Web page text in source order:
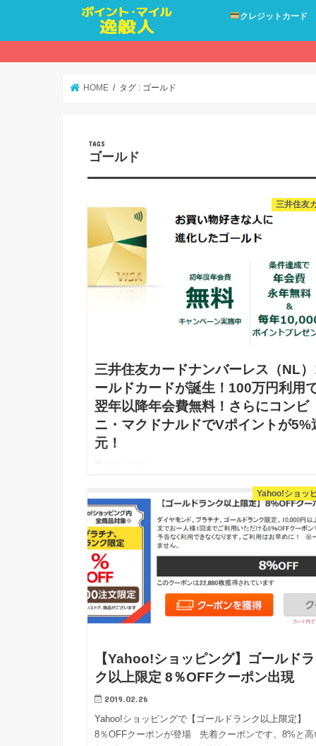
クレジットカード
HOME タグ : ゴールド
ゴールド
三井住友
三井住友カードナンバーレス（NL
ールドカードが誕生！100万円利用
翌年以降年会費無料！さらにコンビ
ニ・マクドナルドでVポイントが5%
元！
三井住友カードから7月1日よりナンバーレスゴール
ードが発行に！条件達成で年会費永年無料！！ 以前
紹介した「三井住友カードナンバーレス（NL）」カ
にゴールドカードが誕生しました！ &n…
Yahoo!ショッ
【Yahoo!ショッピング】ゴールド
ク以上限定 8％OFFクーポン出現
2019.02.26
Yahoo!ショッピングで【ゴールドランク以上限定】
8％OFFクーポンが登場 先着クーポンです。8%と高